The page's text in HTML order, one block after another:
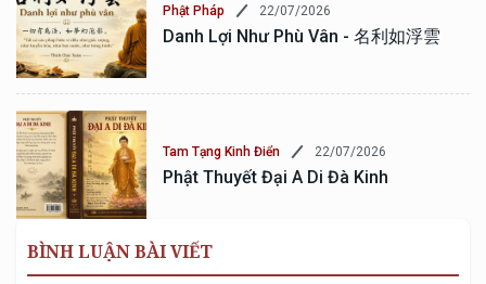
Phật Pháp 22/07/2026
Danh Lợi Như Phù Vân - 名利如浮雲
Tam Tạng Kinh Điển 22/07/2026
Phật Thuyết Đại A Di Đà Kinh
BÌNH LUẬN BÀI VIẾT